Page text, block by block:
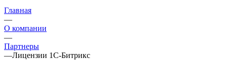
Главная
—
О компании
—
Партнеры
—Лицензии 1С-Битрикс